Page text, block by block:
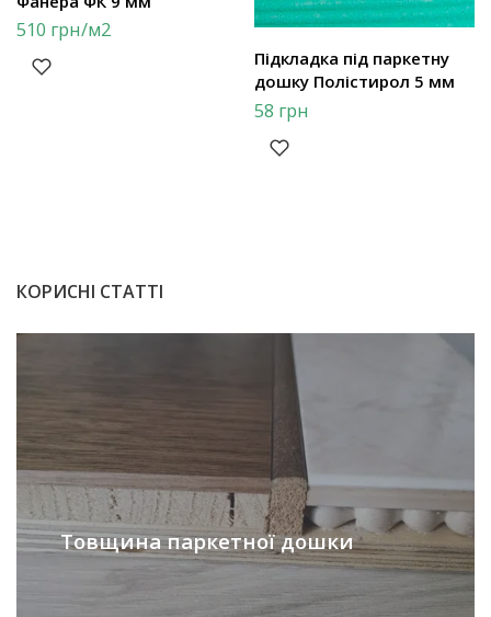
510 грн/м2
Підкладка під паркетну
дошку Полістирол 5 мм
58 грн
КОРИСНІ СТАТТІ
Товщина паркетної дошки